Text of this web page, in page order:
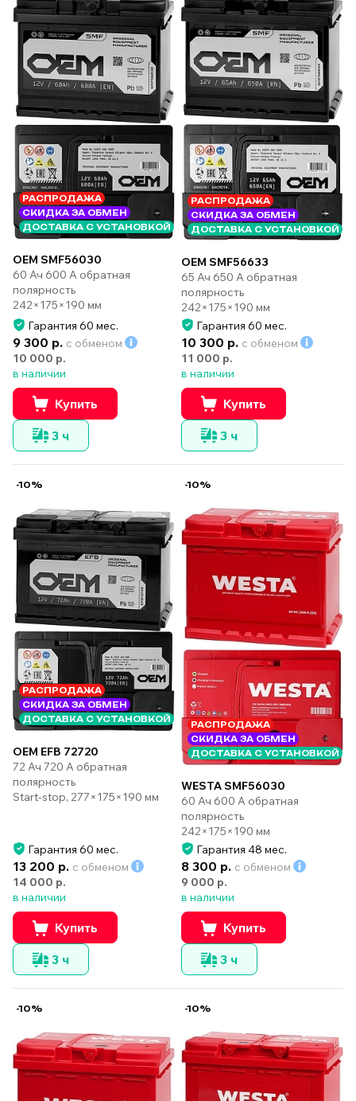
РАСПРОДАЖА
СКИДКА ЗА ОБМЕН
ДОСТАВКА С УСТАНОВКОЙ
OEM SMF56030
60 Ач 600 А обратная
полярность
242×175×190 мм
Гарантия 60 мес.
9 300 р. с обменом
10 000 р.
в наличии
Купить
3 ч
РАСПРОДАЖА
СКИДКА ЗА ОБМЕН
ДОСТАВКА С УСТАНОВКОЙ
OEM SMF56633
65 Ач 650 А обратная
полярность
242×175×190 мм
Гарантия 60 мес.
10 300 р. с обменом
11 000 р.
в наличии
Купить
3 ч
-10%
РАСПРОДАЖА
СКИДКА ЗА ОБМЕН
ДОСТАВКА С УСТАНОВКОЙ
OEM EFB 72720
72 Ач 720 А обратная
полярность
Start-stop, 277×175×190 мм
Гарантия 60 мес.
13 200 р. с обменом
14 000 р.
в наличии
Купить
3 ч
-10%
РАСПРОДАЖА
СКИДКА ЗА ОБМЕН
ДОСТАВКА С УСТАНОВКОЙ
WESTA SMF56030
60 Ач 600 А обратная
полярность
242×175×190 мм
Гарантия 48 мес.
8 300 р. с обменом
9 000 р.
в наличии
Купить
3 ч
-10% -10%